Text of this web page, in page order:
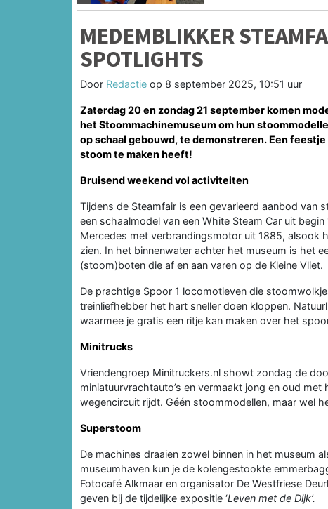
MEDEMBLIKKER
SPOTLIGHTS
Door Redactie op 8 september 2025, 10:51 uur
Zaterdag 20 en zondag 21 september komen
het Stoommachinemuseum om hun
op schaal gebouwd, te demonstreren. Een
stoom te maken heeft!
Bruisend weekend vol activiteiten
Tijdens de Steamfair is een gevarieerd aanbod van
een schaalmodel van een White Steam Car uit
Mercedes met verbrandingsmotor uit 1885, alsook
zien. In het binnenwater achter het museum is het
(stoom)boten die af en aan varen op de Kleine Vliet.
De prachtige Spoor 1 locomotieven die
treinliefhebber het hart sneller doen kloppen.
waarmee je gratis een ritje kan maken over het
Minitrucks
Vriendengroep Minitruckers.nl showt zondag de
miniatuurvrachtauto’s en vermaakt jong en oud
wegencircuit rijdt. Géén stoommodellen, maar wel
Superstoom
De machines draaien zowel binnen in het museum
museumhaven kun je de kolengestookte
Fotocafé Alkmaar en organisator De Westfriese
geven bij de tijdelijke expositie ‘Leven met de Dijk’.